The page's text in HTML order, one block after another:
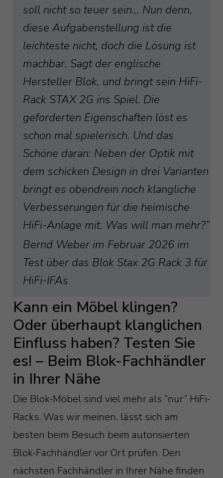
soll nicht so teuer sein… Nun denn,
diese Aufgabenstellung ist die
leichteste nicht, doch die Lösung ist
machbar. Sagt der englische
Hersteller Blok, und bringt sein HiFi-
Rack STAX 2G ins Spiel. Die
geforderten Eigenschaften löst es
schon mal spielerisch. Und das
Schöne daran: Neben der Optik mit
dem schicken Design in drei Varianten
bringt es obendrein noch klangliche
Verbesserungen für die heimische
HiFi-Anlage mit. Was will man mehr?”
Bernd Weber im Februar 2026 im
Test über das Blok Stax 2G Rack 3 für
HiFi-IFAs
Kann ein Möbel klingen?
Oder überhaupt klanglichen
Einfluss haben? Testen Sie
es! – Beim Blok-Fachhändler
in Ihrer Nähe
Die Blok-Möbel sind viel mehr als “nur” HiFi-
Racks. Was wir meinen, lässt sich am
besten beim Besuch beim autorisierten
Blok-Fachhändler vor Ort prüfen. Den
nächsten Fachhändler in Ihrer Nähe finden